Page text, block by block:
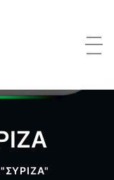
"ΣΥΡΙΖΑ"